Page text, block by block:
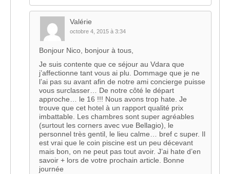
Valérie
octobre 4, 2015 à 3:34
Bonjour Nico, bonjour à tous,
Je suis contente que ce séjour au Vdara que
j’affectionne tant vous ai plu. Dommage que je ne
l’ai pas su avant afin de notre ami concierge puisse
vous surclasser… De notre côté le départ
approche… le 16 !!! Nous avons trop hate. Je
trouve que cet hotel à un rapport qualité prix
imbattable. Les chambres sont super agréables
(surtout les corners avec vue Bellagio), le
personnel très gentil, le lieu calme… bref c super. Il
est vrai que le coin piscine est un peu décevant
mais bon, on ne peut pas tout avoir. J’ai hate d’en
savoir + lors de votre prochain article. Bonne
journée